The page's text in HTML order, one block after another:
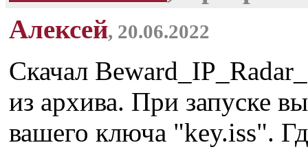
Алексей, 20.06.2022
Скачал
из архива. При запуске
вашего ключа "key.iss".